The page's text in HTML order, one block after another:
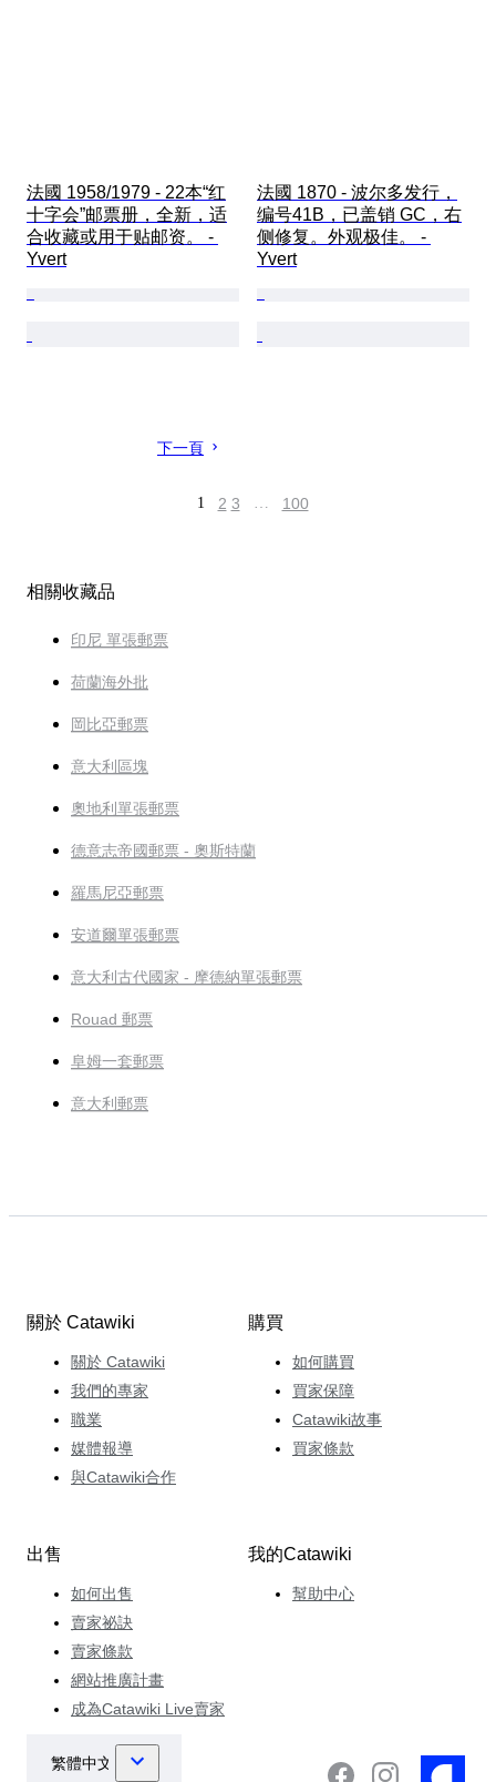
法國 1958/1979 - 22本“红
十字会”邮票册，全新，适
合收藏或用于贴邮资。 -
Yvert
法國 1870 - 波尔多发行，
编号41B，已盖销 GC，右
侧修复。外观极佳。 -
Yvert
下一頁
1 2 3 … 100
相關收藏品
印尼 單張郵票
荷蘭海外批
岡比亞郵票
意大利區塊
奧地利單張郵票
德意志帝國郵票 - 奧斯特蘭
羅馬尼亞郵票
安道爾單張郵票
意大利古代國家 - 摩德納單張郵票
Rouad 郵票
阜姆一套郵票
意大利郵票
關於 Catawiki
關於 Catawiki
我們的專家
職業
媒體報導
與Catawiki合作
購買
如何購買
買家保障
Catawiki故事
買家條款
出售
如何出售
賣家祕訣
賣家條款
網站推廣計畫
成為Catawiki Live賣家
我的Catawiki
幫助中心